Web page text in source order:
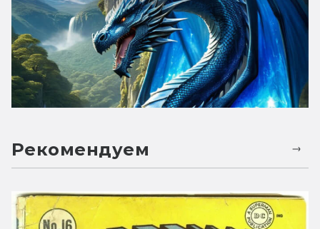
Рекомендуем